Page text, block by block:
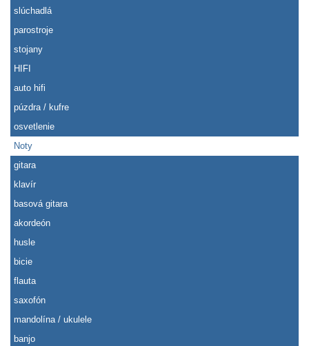
slúchadlá
parostroje
stojany
HIFI
auto hifi
púzdra / kufre
osvetlenie
Noty
gitara
klavír
basová gitara
akordeón
husle
bicie
flauta
saxofón
mandolína / ukulele
banjo